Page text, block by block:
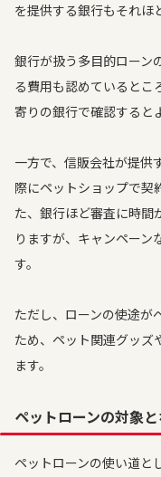
を提供する銀行もそれほ
銀行が扱う多目的ローン
る費用も認めているとこ
寄りの銀行で確認すると
一方で、信販会社が提供
際にペットショップで契
た、銀行ほど審査に時間
りますが、キャンペーン
す。
ただし、ローンの使途が
ため、ペット関連グッズ
ます。
ペットローンの対象
ペットローンの使い道と